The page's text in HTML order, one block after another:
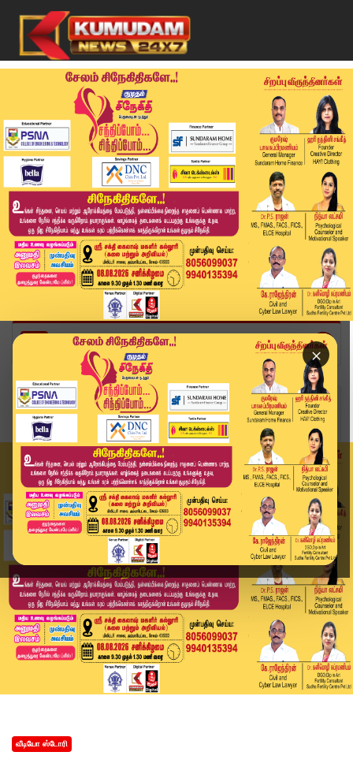
×
Home
வீடியோ ஸ்டோரி
இன்றைக்கு இதுதான்.. மு.க. ஸ்டாலினுடன் கை கோர்த்...
வீடியோ ஸ்டோரி